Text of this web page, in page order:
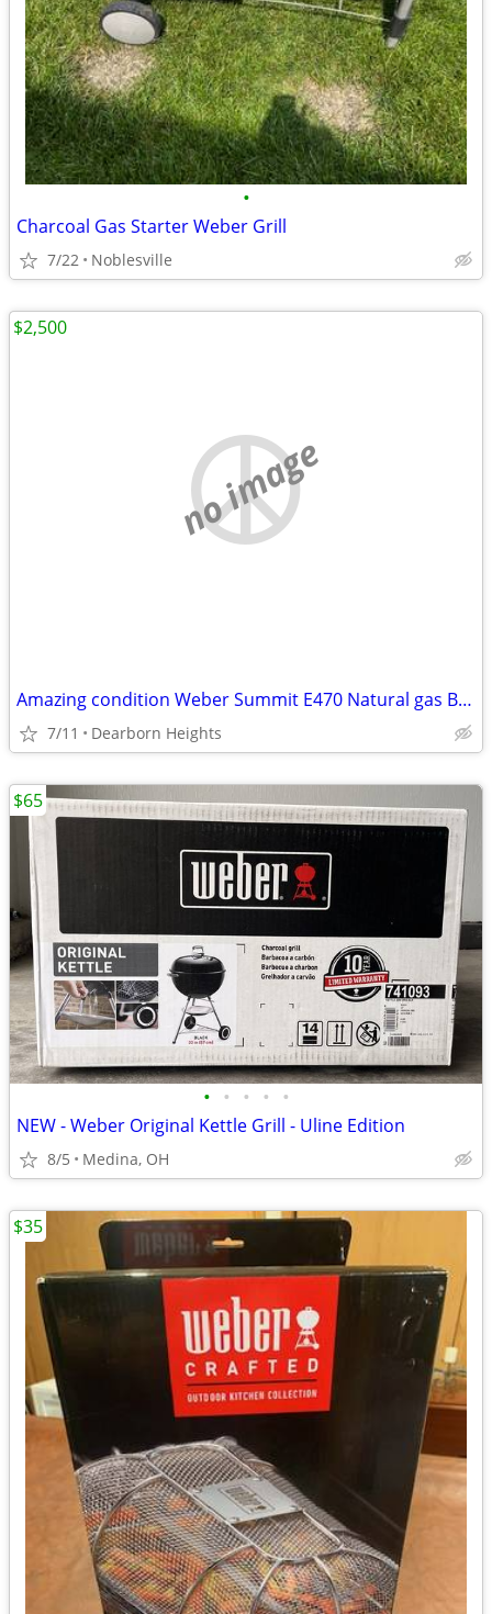
•
Charcoal Gas Starter Weber Grill
7/22 Noblesville
no image
Amazing condition Weber Summit E470 Natural gas BBQ in black with acce
7/11 Dearborn Heights
$2,500
• • • • •
NEW - Weber Original Kettle Grill - Uline Edition
8/5 Medina, OH
$65
$35